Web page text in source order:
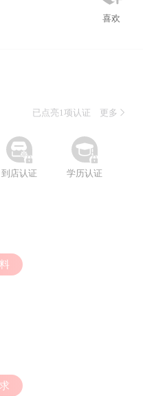
已点亮1项认证 更多


到店认证


学历认证